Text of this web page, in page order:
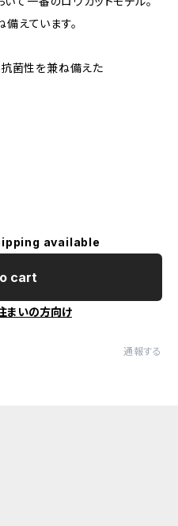
えています。
抗菌性を兼ね備えた
available
cart
まいの方向け
通報する